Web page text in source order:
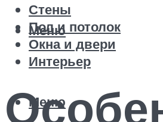
Стены
Пол и потолок
Окна и двери
Интерьер
Меню
Меню